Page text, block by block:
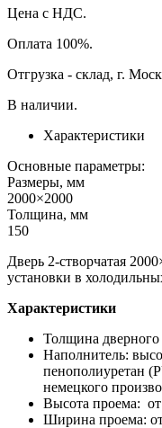
Цена с НДС.
Оплата 100%.
Отгрузка - склад, г.
В наличии.
Характеристики
Основные параметры:
Размеры, мм
2000×2000
Толщина, мм
150
Дверь 2-створчатая
установки в
Характеристики
Толщина
Наполнитель:
пенополиуретан
немецкого
Высота проема:
Ширина проема: